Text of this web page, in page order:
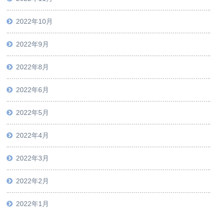
2022年10月
2022年9月
2022年8月
2022年6月
2022年5月
2022年4月
2022年3月
2022年2月
2022年1月